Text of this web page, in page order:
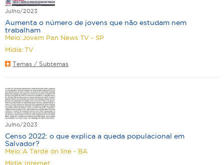
Julho/2023
Aumenta o número de jovens que não estudam nem
trabalham
Meio: Jovem Pan News TV - SP
Mídia:TV
Temas / Subtemas
Julho/2023
Censo 2022: o que explica a queda populacional em
Salvador?
Meio: A Tarde on line - BA
Mídia: Internet